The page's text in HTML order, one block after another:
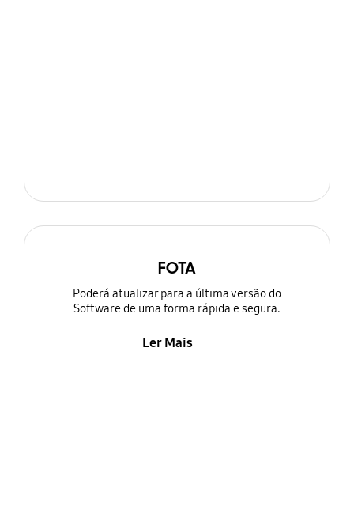
FOTA
Poderá atualizar para a última versão do
Software de uma forma rápida e segura.
Ler Mais